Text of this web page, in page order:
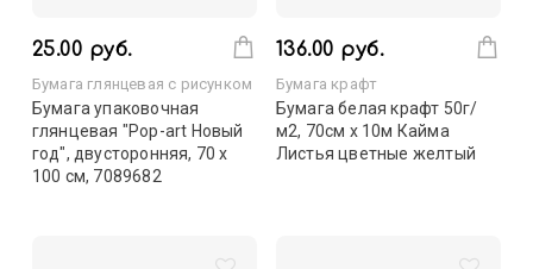
25.00 руб.
Бумага глянцевая с рисунком
Бумага упаковочная
глянцевая "Pop-art Новый
год", двусторонняя, 70 х
100 см, 7089682
136.00 руб.
Бумага крафт
Бумага белая крафт 50г/
м2, 70см x 10м Кайма
Листья цветные желтый